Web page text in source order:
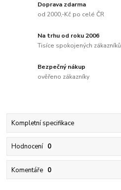
Doprava zdarma
od 2000,-Kč po celé ČR
Na trhu od roku 2006
Tisíce spokojených zákazníků
Bezpečný nákup
ověřeno zákazníky
Kompletní specifikace
Hodnocení 0
Komentáře 0